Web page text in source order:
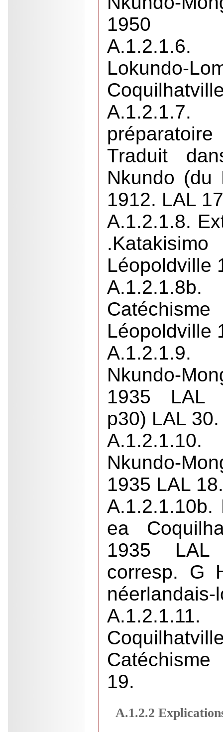
1950
Lokundo-
Traduit
Nkundo (du
1912. LAL
A.1.2.1.8.
Léopoldville
Léopoldville
Nkundo-
1935
p30) LAL 30.
Nkundo-
1935 LAL 18.
A.1.2.1.10b.
ea
1935
corresp. G
néerlandais-
19.
A.1.2.2